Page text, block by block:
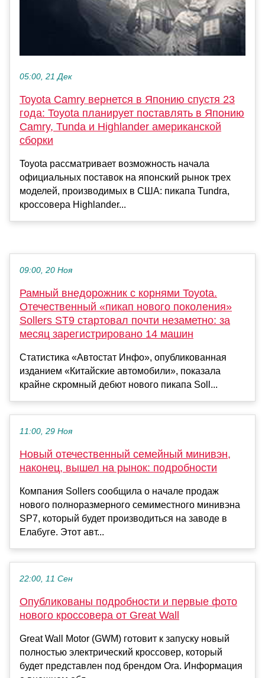
05:00, 21 Дек
Toyota Camry вернется в Японию спустя 23
года: Toyota планирует поставлять в Японию
Camry, Tunda и Highlander американской
сборки
Toyota рассматривает возможность начала
официальных поставок на японский рынок трех
моделей, производимых в США: пикапа Tundra,
кроссовера Highlander...
09:00, 20 Ноя
Рамный внедорожник с корнями Toyota.
Отечественный «пикап нового поколения»
Sollers ST9 стартовал почти незаметно: за
месяц зарегистрировано 14 машин
Статистика «Автостат Инфо», опубликованная
изданием «Китайские автомобили», показала
крайне скромный дебют нового пикапа Soll...
11:00, 29 Ноя
Новый отечественный семейный минивэн,
наконец, вышел на рынок: подробности
Компания Sollers сообщила о начале продаж
нового полноразмерного семиместного минивэна
SP7, который будет производиться на заводе в
Елабуге. Этот авт...
22:00, 11 Сен
Опубликованы подробности и первые фото
нового кроссовера от Great Wall
Great Wall Motor (GWM) готовит к запуску новый
полностью электрический кроссовер, который
будет представлен под брендом Ora. Информация